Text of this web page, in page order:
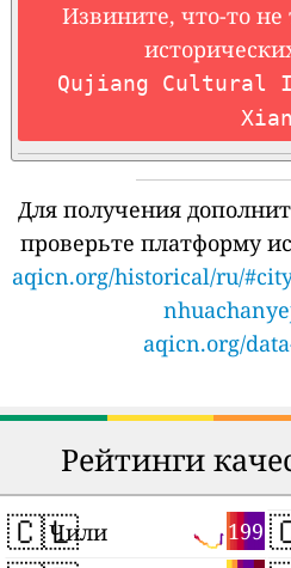
Извините, что-то не
Qujiang Cultural
Xian
Для получения
проверьте платформу
aqicn.org/historical/ru/
aqicn.org/
Рейтинги
🇨🇱 199
Чили